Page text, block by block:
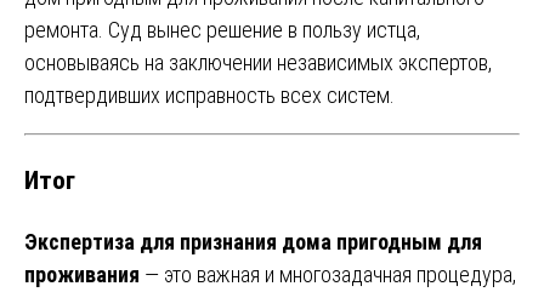
ремонта. Суд вынес решение в пользу истца,
основываясь на заключении независимых экспертов,
подтвердивших исправность всех систем.
Итог
Экспертиза для признания дома пригодным для
проживания — это важная и многозадачная процедура,